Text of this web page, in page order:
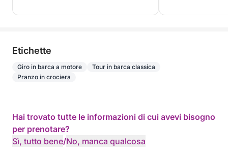
Etichette
Giro in barca a motore
Tour in barca classica
Pranzo in crociera
Hai trovato tutte le informazioni di cui avevi bisogno
per prenotare?
Sì, tutto bene/No, manca qualcosa